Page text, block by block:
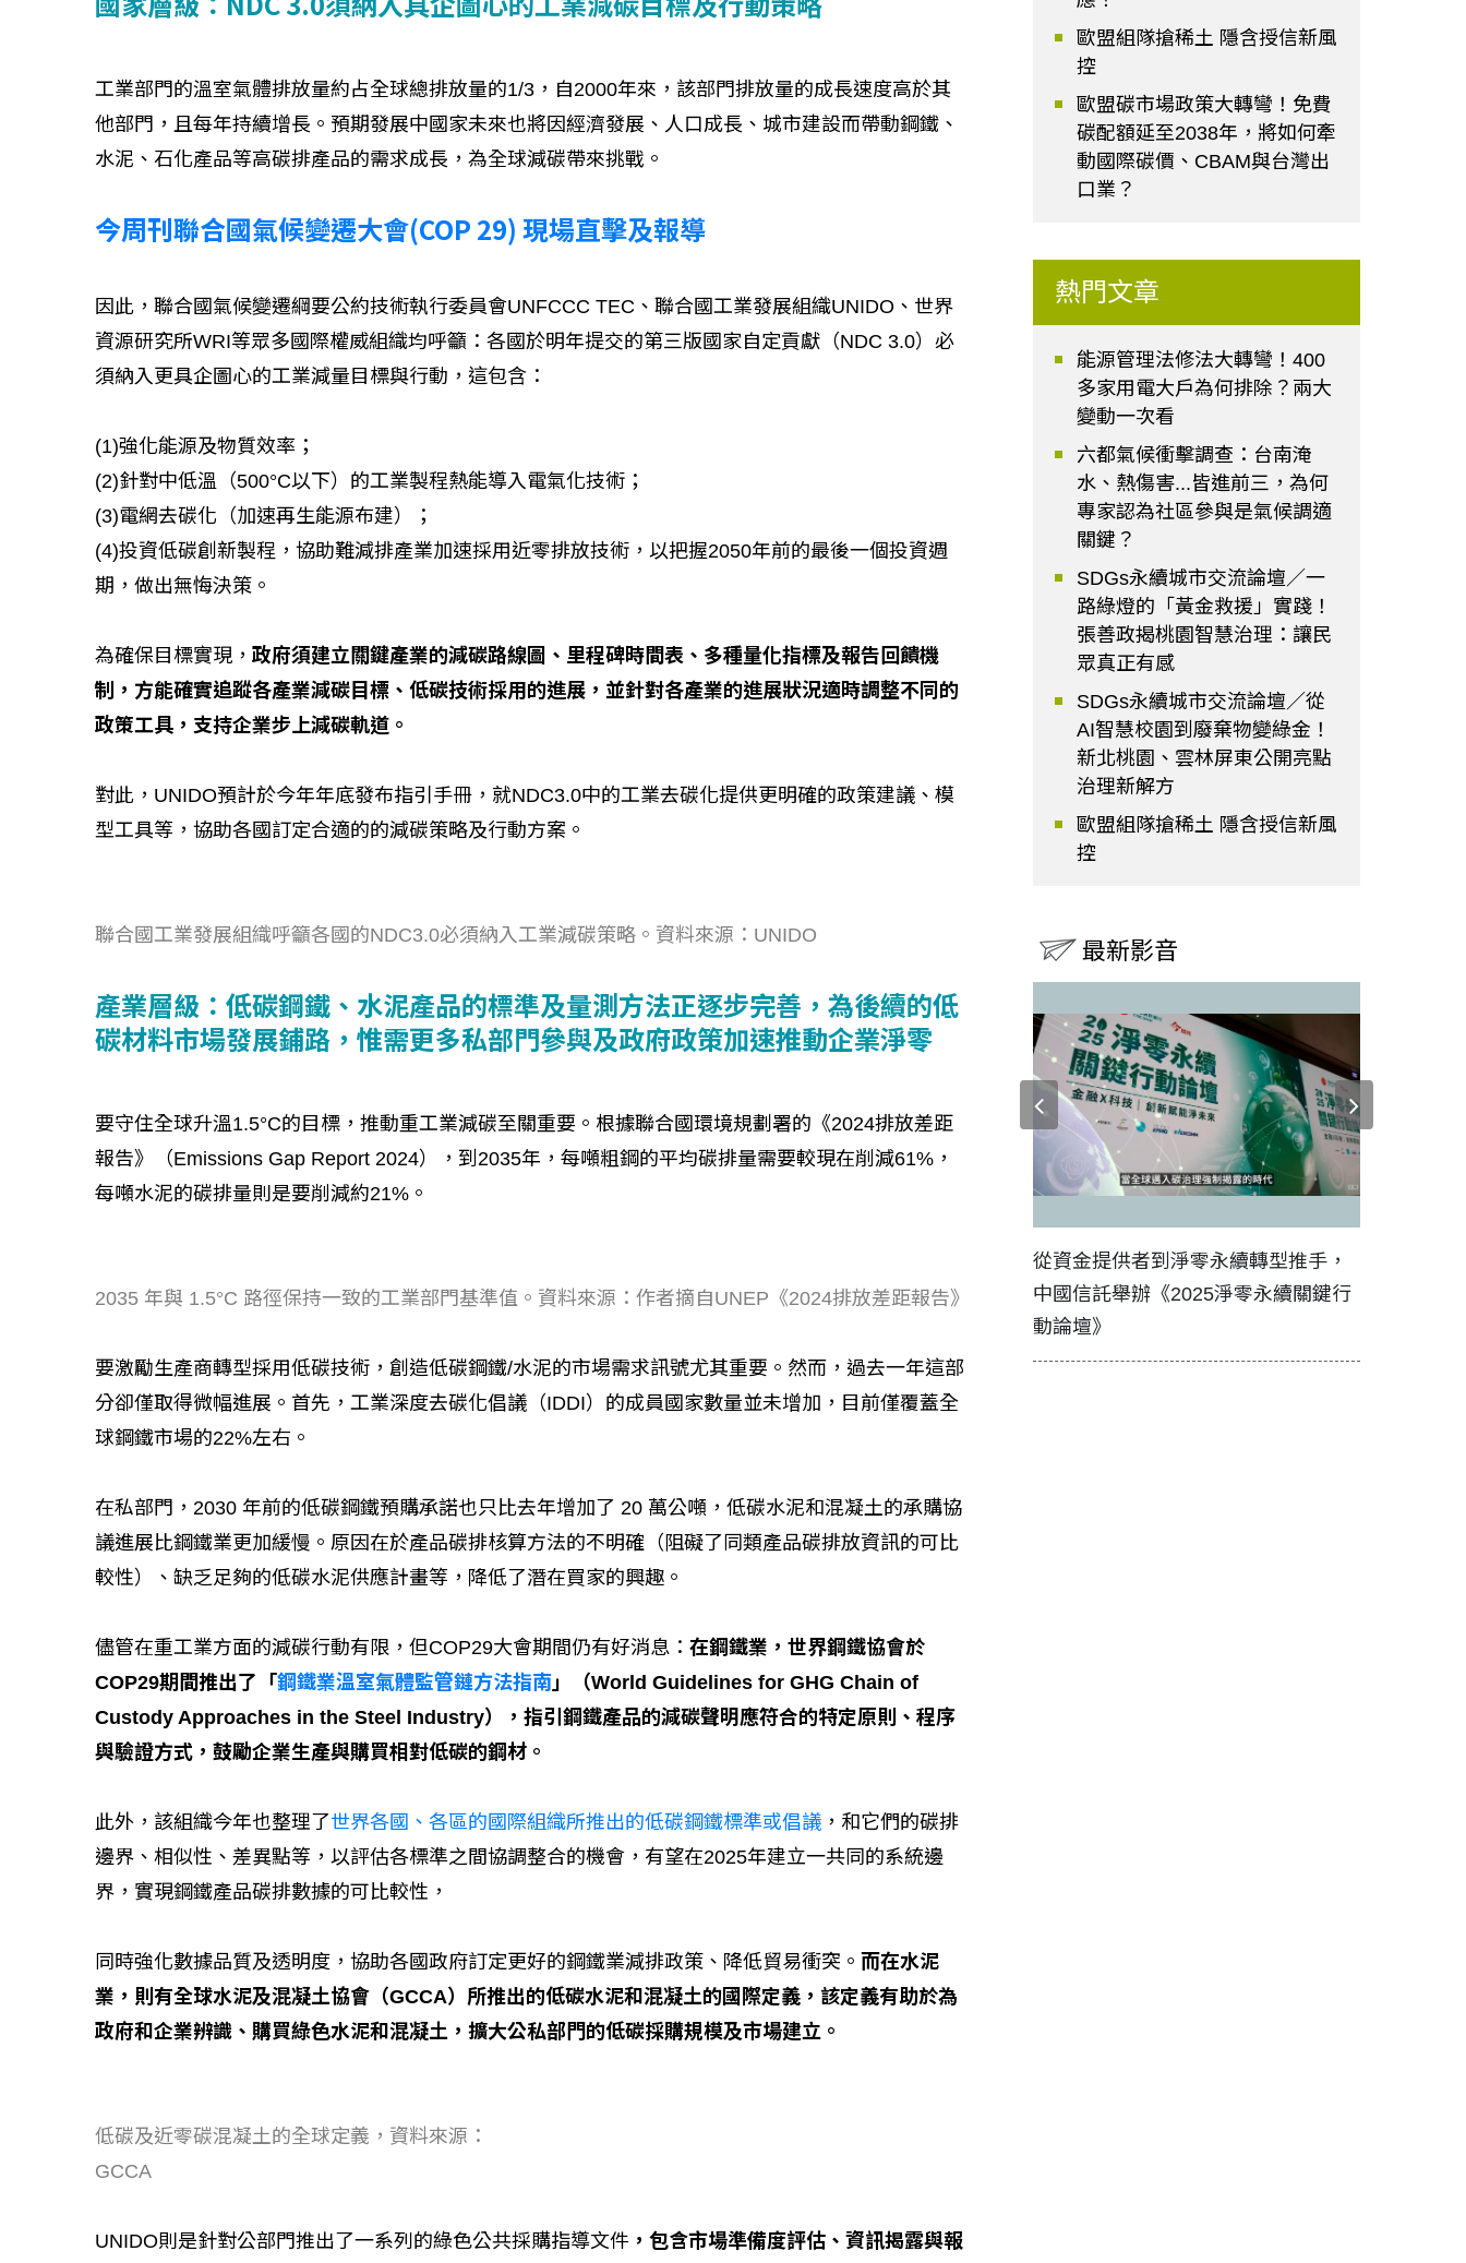
工業部門的溫室氣體排放量約占全球總排放量的1/3，自2000年來，該部門排放量的成長速度高於其
他部門，且每年持續增長。預期發展中國家未來也將因經濟發展、人口成長、城市建設而帶動鋼鐵、
水泥、石化產品等高碳排產品的需求成長，為全球減碳帶來挑戰。
今周刊聯合國氣候變遷大會(COP 29) 現場直擊及報導
因此，聯合國氣候變遷綱要公約技術執行委員會UNFCCC TEC、聯合國工業發展組織UNIDO、世界
資源研究所WRI等眾多國際權威組織均呼籲：各國於明年提交的第三版國家自定貢獻（NDC 3.0）必
須納入更具企圖心的工業減量目標與行動，這包含：
(1)強化能源及物質效率；
(2)針對中低溫（500°C以下）的工業製程熱能導入電氣化技術；
(3)電網去碳化（加速再生能源布建）；
(4)投資低碳創新製程，協助難減排產業加速採用近零排放技術，以把握2050年前的最後一個投資週
期，做出無悔決策。
為確保目標實現， 政府須建立關鍵產業的減碳路線圖、里程碑時間表、多種量化指標及報告回饋機
制，方能確實追蹤各產業減碳目標、低碳技術採用的進展，並針對各產業的進展狀況適時調整不同的
政策工具，支持企業步上減碳軌道。
對此，UNIDO預計於今年年底發布指引手冊，就NDC3.0中的工業去碳化提供更明確的政策建議、模
型工具等，協助各國訂定合適的的減碳策略及行動方案。
聯合國工業發展組織呼籲各國的NDC3.0必須納入工業減碳策略。資料來源：UNIDO
產業層級：低碳鋼鐵、水泥產品的標準及量測方法正逐步完善，為後續的低
碳材料市場發展鋪路，惟需更多私部門參與及政府政策加速推動企業淨零
要守住全球升溫1.5°C的目標，推動重工業減碳至關重要。根據聯合國環境規劃署的《2024排放差距
報告》（Emissions Gap Report 2024），到2035年，每噸粗鋼的平均碳排量需要較現在削減61%，
每噸水泥的碳排量則是要削減約21%。
2035 年與 1.5°C 路徑保持一致的工業部門基準值。資料來源：作者摘自UNEP《2024排放差距報告》
要激勵生產商轉型採用低碳技術，創造低碳鋼鐵/水泥的市場需求訊號尤其重要。然而，過去一年這部
分卻僅取得微幅進展。首先，工業深度去碳化倡議（IDDI）的成員國家數量並未增加，目前僅覆蓋全
球鋼鐵市場的22%左右。
在私部門，2030 年前的低碳鋼鐵預購承諾也只比去年增加了 20 萬公噸，低碳水泥和混凝土的承購協
議進展比鋼鐵業更加緩慢。原因在於產品碳排核算方法的不明確（阻礙了同類產品碳排放資訊的可比
較性）、缺乏足夠的低碳水泥供應計畫等，降低了潛在買家的興趣。
儘管在重工業方面的減碳行動有限，但COP29大會期間仍有好消息： 在鋼鐵業，世界鋼鐵協會於
COP29期間推出了「 鋼鐵業溫室氣體監管鏈方法指南 」（World Guidelines for GHG Chain of
Custody Approaches in the Steel Industry），指引鋼鐵產品的減碳聲明應符合的特定原則、程序
與驗證方式，鼓勵企業生產與購買相對低碳的鋼材。
此外，該組織今年也整理了世界各國、各區的國際組織所推出的低碳鋼鐵標準或倡議 ，和它們的碳排
邊界、相似性、差異點等，以評估各標準之間協調整合的機會，有望在2025年建立一共同的系統邊
界，實現鋼鐵產品碳排數據的可比較性，
同時強化數據品質及透明度，協助各國政府訂定更好的鋼鐵業減排政策、降低貿易衝突。 而在水泥
業，則有全球水泥及混凝土協會（GCCA）所推出的低碳水泥和混凝土的國際定義，該定義有助於為
政府和企業辨識、購買綠色水泥和混凝土，擴大公私部門的低碳採購規模及市場建立。
低碳及近零碳混凝土的全球定義，資料來源：
GCCA
UNIDO則是針對公部門推出了一系列的綠色公共採購指導文件 ，包含市場準備度評估、資訊揭露與報
歐盟組隊搶稀土 隱含授信新風
控
歐盟碳市場政策大轉彎！免費
碳配額延至2038年，將如何牽
動國際碳價、CBAM與台灣出
口業？
熱門文章
能源管理法修法大轉彎！400
多家用電大戶為何排除？兩大
變動一次看
六都氣候衝擊調查：台南淹
水、熱傷害...皆進前三，為何
專家認為社區參與是氣候調適
關鍵？
SDGs永續城市交流論壇／一
路綠燈的「黃金救援」實踐！
張善政揭桃園智慧治理：讓民
眾真正有感
SDGs永續城市交流論壇／從
AI智慧校園到廢棄物變綠金！
新北桃園、雲林屏東公開亮點
治理新解方
歐盟組隊搶稀土 隱含授信新風
控
最新影音
工改變病患命運的真實故事
社工如何改變生命的故事
從資金提供者到淨零永續轉型推手，
中國信託舉辦《2025淨零永續關鍵行
動論壇》